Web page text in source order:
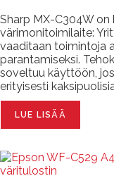
Sharp MX-C304W
värimonitoimilaite:
vaaditaan toimintoja
parantamiseksi.
soveltuu käyttöön,
erityisesti
LUE LISÄÄ